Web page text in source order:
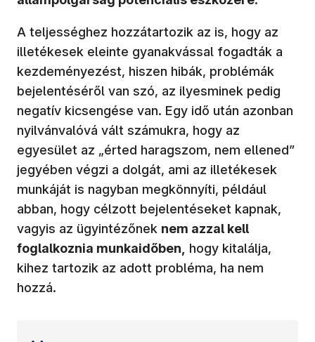
A teljességhez hozzátartozik az is, hogy az
illetékesek eleinte gyanakvással fogadták a
kezdeményezést, hiszen hibák, problémák
bejelentéséről van szó, az ilyesminek pedig
negatív kicsengése van. Egy idő után azonban
nyilvánvalóvá vált számukra, hogy az
egyesület az „érted haragszom, nem ellened”
jegyében végzi a dolgát, ami az illetékesek
munkáját is nagyban megkönnyíti, például
abban, hogy célzott bejelentéseket kapnak,
vagyis az ügyintézőnek nem azzal kell
foglalkoznia munkaidőben,
hogy kitalálja,
kihez tartozik az adott probléma, ha nem
hozzá.